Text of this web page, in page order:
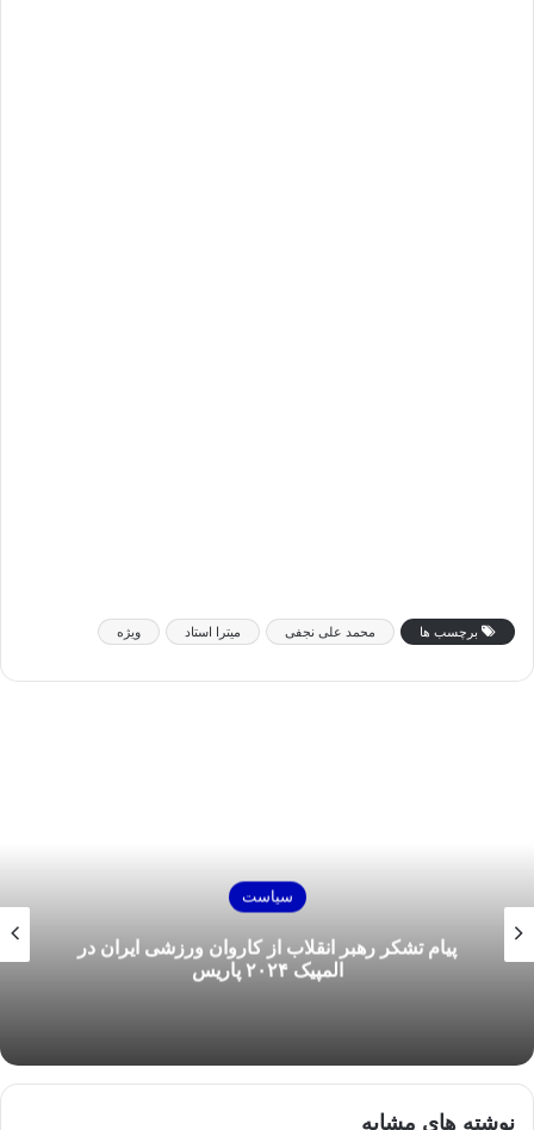
برچسب ها محمد علی نجفی میترا استاد ویژه
سیاست
پیام تشکر رهبر انقلاب از کاروان ورزشی ایران در
المپیک ۲۰۲۴ پاریس
نوشته های مشابه